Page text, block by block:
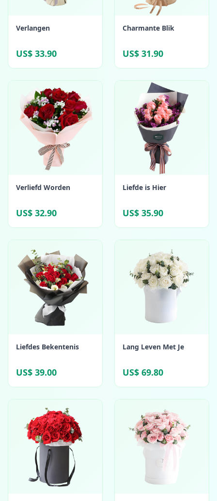
Verlangen
US$ 33.90
Charmante Blik
US$ 31.90
Verliefd Worden
US$ 32.90
Liefde is Hier
US$ 35.90
Liefdes Bekentenis
US$ 39.00
Lang Leven Met Je
US$ 69.80